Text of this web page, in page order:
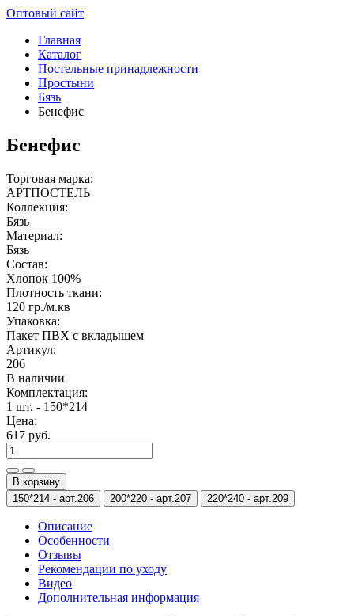
Оптовый сайт
Главная
Каталог
Постельные принадлежности
Простыни
Бязь
Бенефис
Бенефис
Торговая марка:
АРТПОСТЕЛЬ
Коллекция:
Бязь
Материал:
Бязь
Состав:
Хлопок 100%
Плотность ткани:
120 гр./м.кв
Упаковка:
Пакет ПВХ с вкладышем
Артикул:
206
В наличии
Комплектация:
1 шт. - 150*214
Цена:
617 руб.
В корзину
150*214 - арт.206 200*220 - арт.207 220*240 - арт.209
Описание
Особенности
Отзывы
Рекомендации по уходу
Видео
Дополнительная информация